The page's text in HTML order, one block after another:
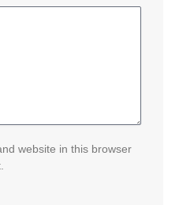
website in this browser